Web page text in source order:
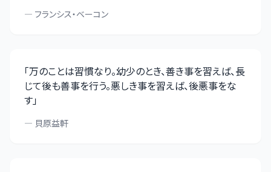
— フランシス・ベーコン
「万のことは習慣なり。幼少のとき、善き事を習えば、長
じて後も善事を行う。悪しき事を習えば、後悪事をな
す」
— 貝原益軒